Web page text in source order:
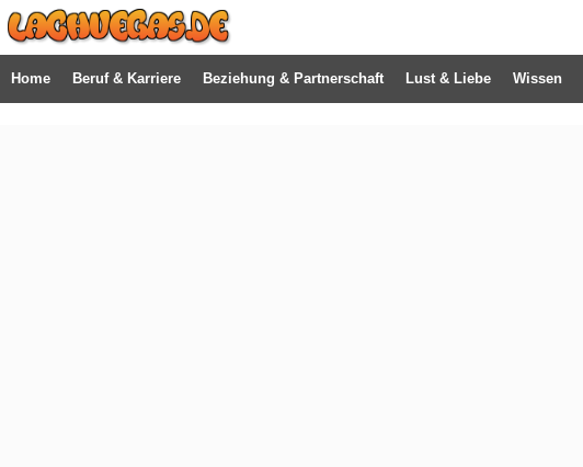
Home Beruf & Karriere Beziehung & Partnerschaft Lust & Liebe Wissen